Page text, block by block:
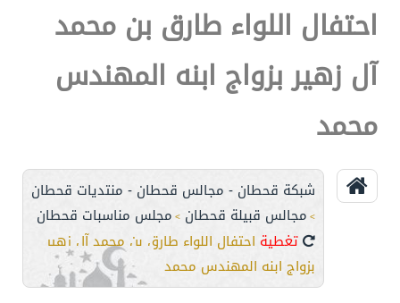
احتفال اللواء طارق بن محمد
آل زهير بزواج ابنه المهندس
محمد
شبكة قحطان - مجالس قحطان - منتديات قحطان
> مجالس قبيلة قحطان > مجلس مناسبات قحطان
تغطية احتفال اللواء طارق بن محمد آل زهير
بزواج ابنه المهندس محمد